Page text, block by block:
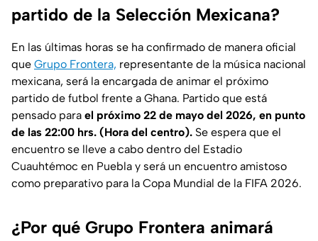
partido de la Selección Mexicana?
En las últimas horas se ha confirmado de manera oficial
que Grupo Frontera, representante de la música nacional
mexicana, será la encargada de animar el próximo
partido de futbol frente a Ghana. Partido que está
pensado para el próximo 22 de mayo del 2026, en punto
de las 22:00 hrs. (Hora del centro). Se espera que el
encuentro se lleve a cabo dentro del Estadio
Cuauhtémoc en Puebla y será un encuentro amistoso
como preparativo para la Copa Mundial de la FIFA 2026.
¿Por qué Grupo Frontera animará